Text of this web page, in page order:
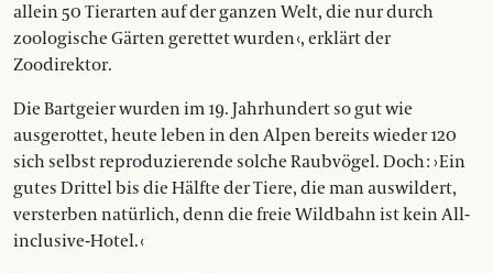
allein 50 Tierarten auf der ganzen Welt, die nur durch
zoologische Gärten gerettet wurden ‹, erklärt der
Zoodirektor.
Die Bartgeier wurden im 19. Jahrhundert so gut wie
ausgerottet, heute leben in den Alpen bereits wieder 120
sich selbst reproduzierende solche Raub­vögel. Doch : › Ein
gutes Drittel bis die Hälfte der Tiere, die man auswildert,
versterben natürlich, denn die freie Wildbahn ist kein All-
inclusive-Hotel. ‹